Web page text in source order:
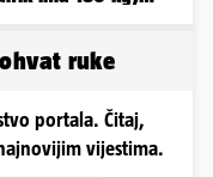
ruke
portala. Čitaj,
vijestima.